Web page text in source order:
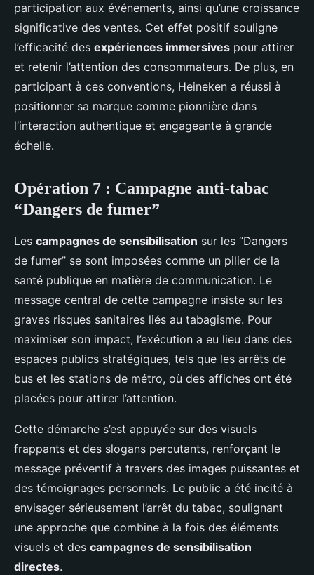
participation aux événements, ainsi qu’une croissance
significative des ventes. Cet effet positif souligne
l’efficacité des expériences immersives pour attirer
et retenir l’attention des consommateurs. De plus, en
participant à ces conventions, Heineken a réussi à
positionner sa marque comme pionnière dans
l’interaction authentique et engageante à grande
échelle.
Opération 7 : Campagne anti-tabac
“Dangers de fumer”
Les campagnes de sensibilisation sur les “Dangers
de fumer” se sont imposées comme un pilier de la
santé publique en matière de communication. Le
message central de cette campagne insiste sur les
graves risques sanitaires liés au tabagisme. Pour
maximiser son impact, l’exécution a eu lieu dans des
espaces publics stratégiques, tels que les arrêts de
bus et les stations de métro, où des affiches ont été
placées pour attirer l’attention.
Cette démarche s’est appuyée sur des visuels
frappants et des slogans percutants, renforçant le
message préventif à travers des images puissantes et
des témoignages personnels. Le public a été incité à
envisager sérieusement l’arrêt du tabac, soulignant
une approche que combine à la fois des éléments
visuels et des campagnes de sensibilisation
directes.